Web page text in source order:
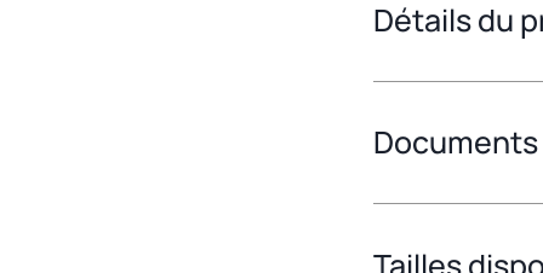
Détails du
Documents